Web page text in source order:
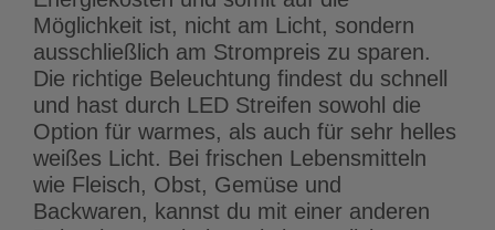
Möglichkeit ist, nicht am Licht, sondern
ausschließlich am Strompreis zu sparen.
Die richtige Beleuchtung findest du schnell
und hast durch LED Streifen sowohl die
Option für warmes, als auch für sehr helles
weißes Licht. Bei frischen Lebensmitteln
wie Fleisch, Obst, Gemüse und
Backwaren, kannst du mit einer anderen